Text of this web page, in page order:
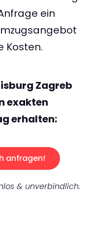
ein
Kosten.
Zagreb
exakten
erhalten:
anfragen!
& unverbindlich.